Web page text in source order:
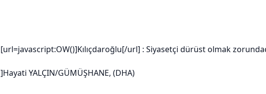
[url=javascript:OW()]Kılıçdaroğlu[/url] : Siyasetçi dürüst olmak
]Hayati YALÇIN/GÜMÜŞHANE, (DHA)